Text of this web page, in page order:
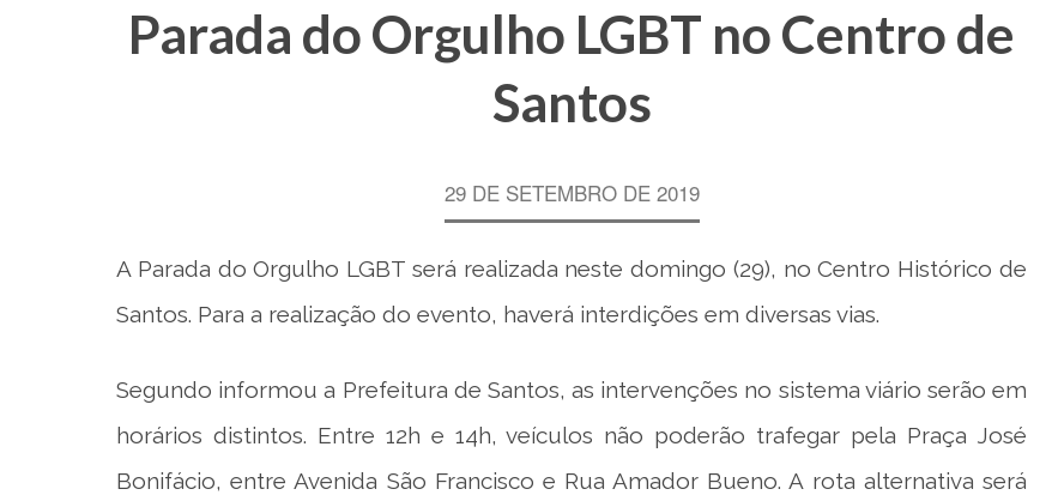
Parada do Orgulho LGBT no Centro de
Santos
29 DE SETEMBRO DE 2019
A Parada do Orgulho LGBT será realizada neste domingo (29), no Centro Histórico de
Santos. Para a realização do evento, haverá interdições em diversas vias.
Segundo informou a Prefeitura de Santos, as intervenções no sistema viário serão em
horários distintos. Entre 12h e 14h, veículos não poderão trafegar pela Praça José
Bonifácio, entre Avenida São Francisco e Rua Amador Bueno. A rota alternativa será